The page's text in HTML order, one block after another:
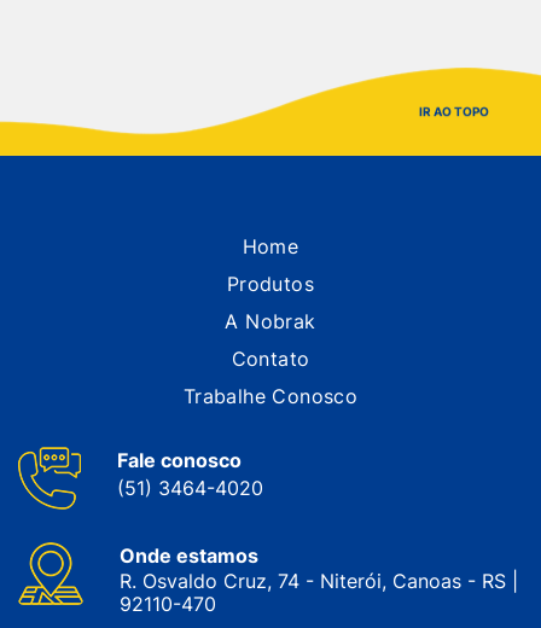
IR AO TOPO
Home
Produtos
A Nobrak
Contato
Trabalhe Conosco
Fale conosco
(51) 3464-4020
Onde estamos
R. Osvaldo Cruz, 74 - Niterói, Canoas - RS |
92110-470